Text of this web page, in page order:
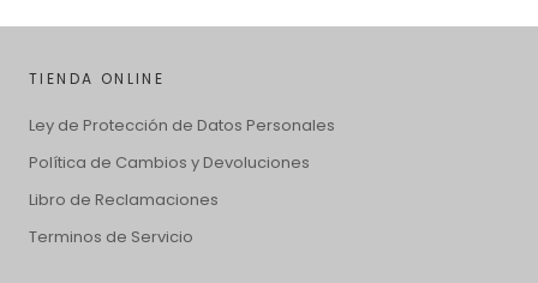
TIENDA ONLINE
Ley de Protección de Datos Personales
Política de Cambios y Devoluciones
Libro de Reclamaciones
Terminos de Servicio